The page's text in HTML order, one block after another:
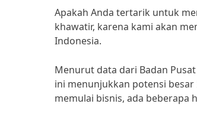
Apakah Anda tertarik untuk
khawatir, karena kami akan
Indonesia.
Menurut data dari Badan
ini menunjukkan potensi
memulai bisnis, ada beberapa